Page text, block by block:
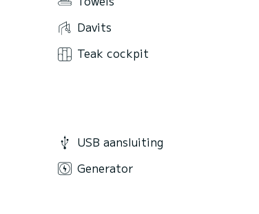
Davits
Teak cockpit
USB aansluiting
Generator